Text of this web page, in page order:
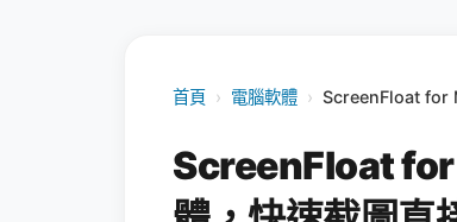
首頁 › 電腦軟體 › ScreenFloat for
ScreenFloat for